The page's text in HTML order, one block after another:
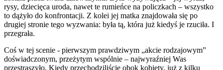
rysy, dziecięca uroda, nawet te rumieńce na policzkach – wszystko
to dążyło do konfrontacji. Z kolei jej matka znajdowała się po
drugiej stronie tego wyzwania: była tą, która już kiedyś je rzuciła. I
przegrała.
Coś w tej scenie - pierwszym prawdziwym „akcie rodzajowym”
doświadczonym, przeżytym wspólnie – najwyraźniej Was
przestraszyło. Kiedy przechodziliście obok kobiety, już z kilku